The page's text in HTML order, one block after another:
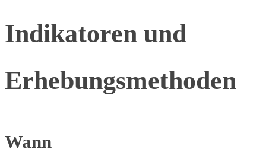
Indikatoren und
Erhebungsmethoden
Wann